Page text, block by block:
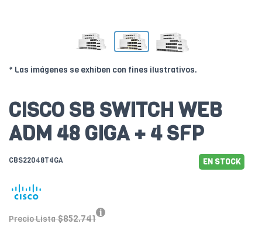
* Las imágenes se exhiben con fines ilustrativos.
CISCO SB SWITCH WEB
ADM 48 GIGA + 4 SFP
CBS22048T4GA EN STOCK
Precio Lista $852.741